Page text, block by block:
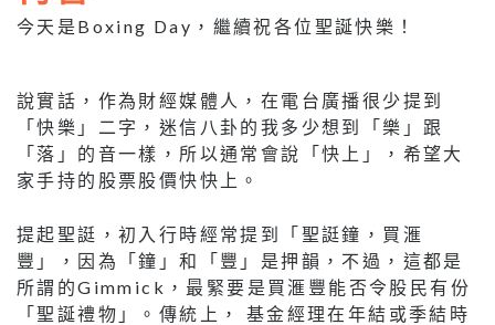
今天是Boxing Day，繼續祝各位聖誕快樂！
說實話，作為財經媒體人，在電台廣播很少提到
「快樂」二字，迷信八卦的我多少想到「樂」跟
「落」的音一樣，所以通常會說「快上」，希望大
家手持的股票股價快快上。
提起聖誔，初入行時經常提到「聖誔鐘，買滙
豐」，因為「鐘」和「豐」是押韻，不過，這都是
所謂的Gimmick，最緊要是買滙豐能否令股民有份
「聖誕禮物」。傳統上， 基金經理在年結或季結時